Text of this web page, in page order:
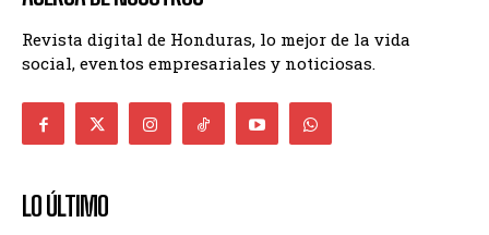
Revista digital de Honduras, lo mejor de la vida
social, eventos empresariales y noticiosas.
LO ÚLTIMO